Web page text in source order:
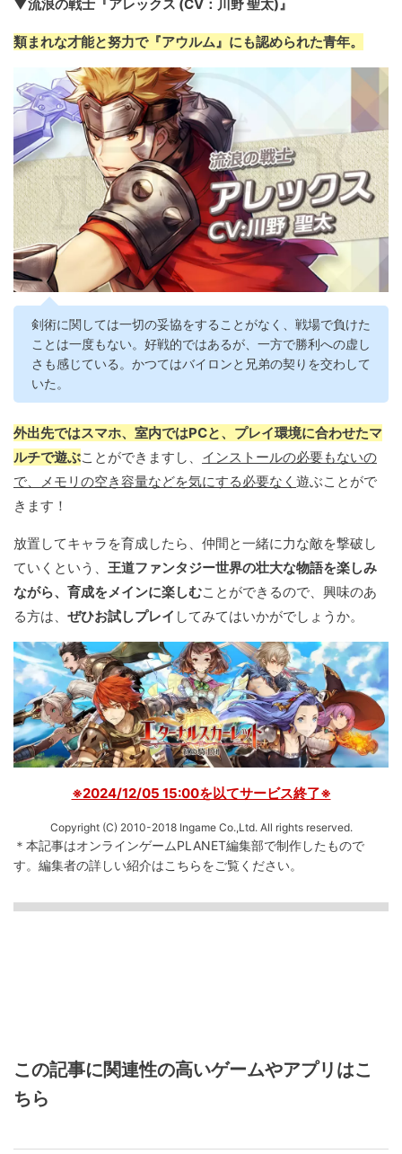
▼流浪の戦士『アレックス (CV：川野 聖太)』
類まれな才能と努力で『アウルム』にも認められた青年。
剣術に関しては一切の妥協をすることがなく、戦場で負けた
ことは一度もない。好戦的ではあるが、一方で勝利への虚し
さも感じている。かつてはバイロンと兄弟の契りを交わして
いた。
外出先ではスマホ、室内ではPCと、プレイ環境に合わせたマ
ルチで遊ぶことができますし、 インストールの必要もないの
で、メモリの空き容量などを気にする必要なく 遊ぶことがで
きます！
放置してキャラを育成したら、仲間と一緒に力な敵を撃破し
ていくという、 王道ファンタジー世界の壮大な物語を楽しみ
ながら、育成をメインに楽しむことができるので、興味のあ
る方は、 ぜひお試しプレイ してみてはいかがでしょうか。
※2024/12/05 15:00を以てサービス終了※
Copyright (C) 2010-2018 Ingame Co.,Ltd. All rights reserved.
＊本記事はオンラインゲームPLANET編集部で制作したもので
す。 編集者の詳しい紹介はこちらをご覧ください。
この記事に関連性の高いゲームやアプリはこ
ちら